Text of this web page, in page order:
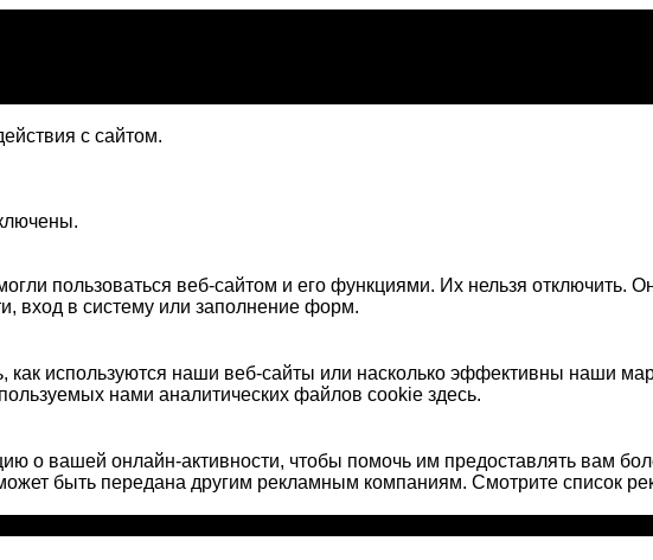
с сайтом.
пользоваться веб-сайтом и его функциями. Их нельзя отключить.
вход в систему или заполнение форм.
используются наши веб-сайты или насколько эффективны наши
нами аналитических файлов cookie здесь.
вашей онлайн-активности, чтобы помочь им предоставлять вам
быть передана другим рекламным компаниям. Смотрите список